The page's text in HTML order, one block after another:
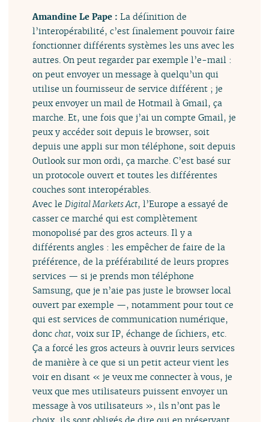
Amandine Le Pape :La définition de
l’interopérabilité, c’est finalement pouvoir faire
fonctionner différents systèmes les uns avec les
autres. On peut regarder par exemple l’e-mail :
on peut envoyer un message à quelqu’un qui
utilise un fournisseur de service différent ; je
peux envoyer un mail de Hotmail à Gmail, ça
marche. Et, une fois que j’ai un compte Gmail, je
peux y accéder soit depuis le browser, soit
depuis une appli sur mon téléphone, soit depuis
Outlook sur mon ordi, ça marche. C’est basé sur
un protocole ouvert et toutes les différentes
couches sont interopérables.
Avec leDigital Markets Act, l’Europe a essayé de
casser ce marché qui est complètement
monopolisé par des gros acteurs. Il y a
différents angles : les empêcher de faire de la
préférence, de la préférabilité de leurs propres
services — si je prends mon téléphone
Samsung, que je n’aie pas juste le browser local
ouvert par exemple —, notamment pour tout ce
qui est services de communication numérique,
doncchat, voix sur IP, échange de fichiers, etc.
Ça a forcé les gros acteurs à ouvrir leurs services
de manière à ce que si un petit acteur vient les
voir en disant « je veux me connecter à vous, je
veux que mes utilisateurs puissent envoyer un
message à vos utilisateurs », ils n’ont pas le